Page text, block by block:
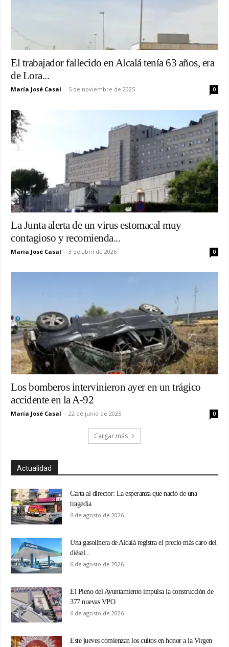
El trabajador fallecido en Alcalá tenía 63 años, era
de Lora...
María José Casal - 5 de noviembre de 2025 0
La Junta alerta de un virus estomacal muy
contagioso y recomienda...
María José Casal - 3 de abril de 2026 0
Los bomberos intervinieron ayer en un trágico
accidente en la A-92
María José Casal - 22 de junio de 2025 0
Cargar más
Actualidad
Carta al director: La esperanza que nació de una
tragedia
6 de agosto de 2026
Una gasolinera de Alcalá registra el precio más caro del
diésel...
6 de agosto de 2026
El Pleno del Ayuntamiento impulsa la construcción de
377 nuevas VPO
6 de agosto de 2026
Este jueves comienzan los cultos en honor a la Virgen